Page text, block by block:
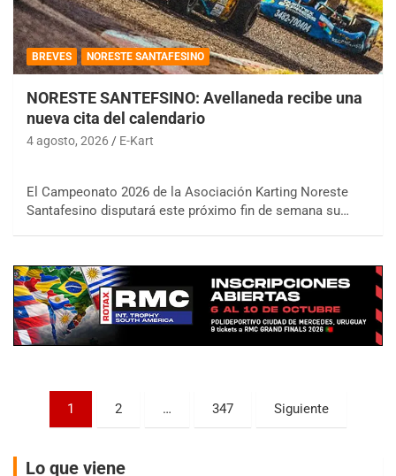
BREVES NORESTE SANTAFESINO
NORESTE SANTEFSINO: Avellaneda recibe una
nueva cita del calendario
4 agosto, 2026 E-Kart
El Campeonato 2026 de la Asociación Karting Noreste
Santafesino disputará este próximo fin de semana su…
Paginación
entradas
1 2 … 347 Siguiente
Lo que viene
15/16/17-AGO
Ciudad de Zárate (Asfalto)
Zárate (Buenos Aires)
PROKART METROPOLITANO - F1
Rubén Luis Di Palma (Asfalto)
AKPS - F6
Kartódromo AKPS (Asfalto)
Comodoro Rivadavia (Chubut)
CORDOBES ASFALTO - F7